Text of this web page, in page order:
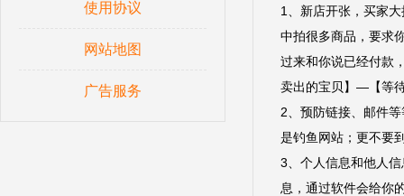
使用协议
网站地图
广告服务
1、新店开张，买家
中拍很多商品，要求
过来和你说已经付款
卖出的宝贝】—【等
2、预防链接、邮件
是钓鱼网站；更不要
3、个人信息和他人
息，通过软件会给你